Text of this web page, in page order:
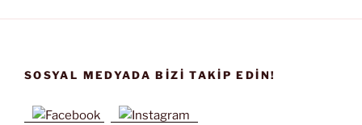
SOSYAL MEDYADA BIZI TAKIP EDIN!